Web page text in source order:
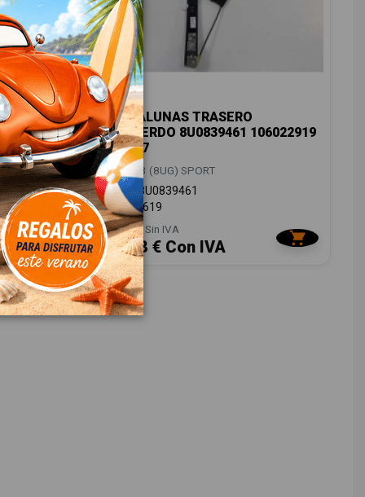
ELEVALUNAS TRASERO
IZQUIERDO 8U0839461 106022919
113797
AUDI Q3 (8UG) SPORT
OEM:8U0839461
ID:856619
28,00 € Sin IVA
33,88 € Con IVA